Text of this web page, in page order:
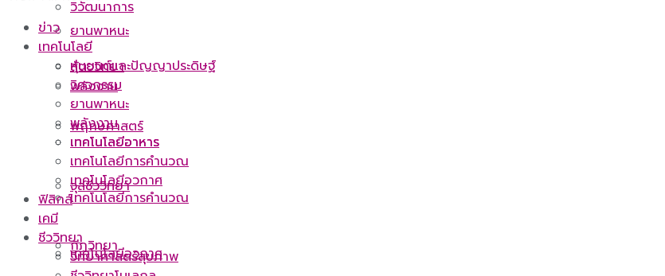
วิวัฒนาการ
สัตววิทยา
พฤกษศาสตร์
จุลชีววิทยา
กีฏวิทยา
ยานพาหนะ
พลังงาน
เทคโนโลยีอาหาร
เทคโนโลยีการคำนวณ
เทคโนโลยีอวกาศ
ข่าว
เทคโนโลยี
หุ่นยนต์และปัญญาประดิษฐ์
วิศวกรรม
ยานพาหนะ
พลังงาน
เทคโนโลยีอาหาร
เทคโนโลยีการคำนวณ
เทคโนโลยีอวกาศ
ฟิสิกส์
เคมี
ชีววิทยา
วิทยาศาสตร์สุขภาพ